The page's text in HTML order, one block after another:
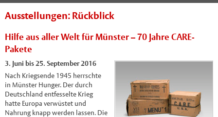
Ausstellungen: Rückblick
Hilfe aus aller Welt für Münster – 70 Jahre CARE-
Pakete
3. Juni bis 25. September 2016
Nach Kriegsende 1945 herrschte
in Münster Hunger. Der durch
Deutschland entfesselte Krieg
hatte Europa verwüstet und
Nahrung knapp werden lassen. Die